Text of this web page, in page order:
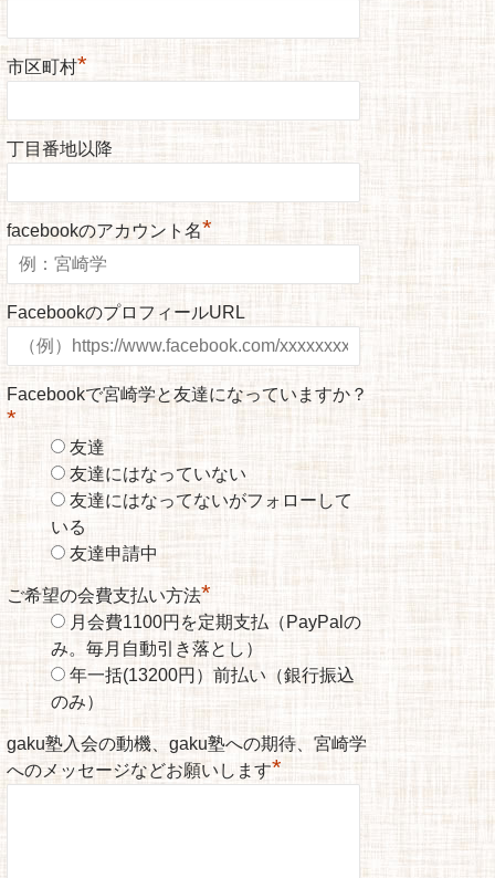
市区町村*
丁目番地以降
facebookのアカウント名*
FacebookのプロフィールURL
Facebookで宮崎学と友達になっていますか？
*
友達
友達にはなっていない
友達にはなってないがフォローして
いる
友達申請中
ご希望の会費支払い方法*
月会費1100円を定期支払（PayPalの
み。毎月自動引き落とし）
年一括(13200円）前払い（銀行振込
のみ）
gaku塾入会の動機、gaku塾への期待、宮崎学
へのメッセージなどお願いします*